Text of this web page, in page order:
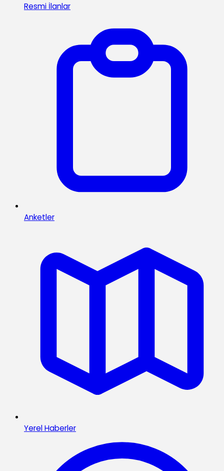
Resmi İlanlar
Anketler
Yerel Haberler